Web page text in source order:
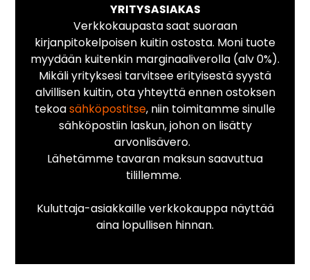
YRITYSASIAKAS
Verkkokaupasta saat suoraan
kirjanpitokelpoisen kuitin ostosta. Moni tuote
myydään kuitenkin marginaaliverolla (alv 0%).
Mikäli yrityksesi tarvitsee erityisestä syystä
alvillisen kuitin, ota yhteyttä ennen ostoksen
tekoasähköpostitse, niin toimitamme sinulle
sähköpostiin laskun, johon on lisätty
arvonlisävero.
Lähetämme tavaran maksun saavuttua
tilillemme.
Kuluttaja-asiakkaille verkkokauppa näyttää
aina lopullisen hinnan.